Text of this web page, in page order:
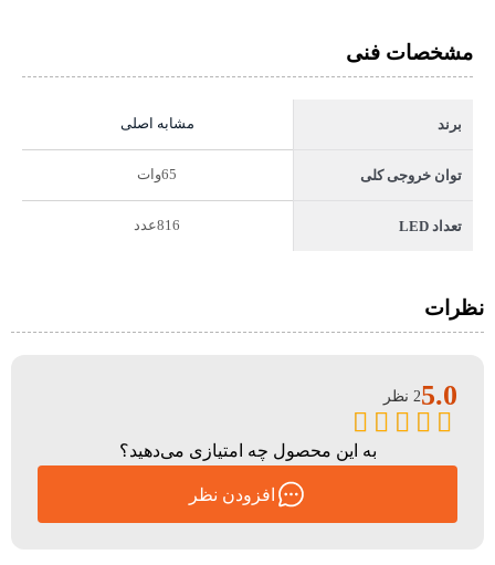
مشخصات فنی
برند مشابه اصلی
توان خروجی کلی 65وات
تعداد LED 816عدد
نظرات
5.02 نظر
به این محصول چه امتیازی می‌دهید؟
افزودن نظر